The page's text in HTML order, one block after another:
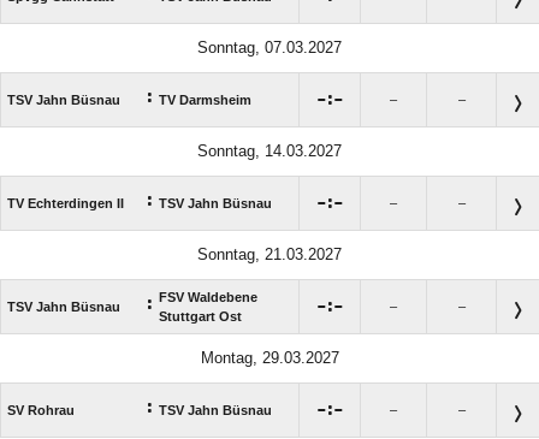
Sonntag, 07.03.2027
TSV Jahn Büsnau : TV Darmsheim : – –
Sonntag, 14.03.2027
TV Echterdingen II : TSV Jahn Büsnau : – –
Sonntag, 21.03.2027
TSV Jahn Büsnau :
FSV Waldebene
Stuttgart Ost
: – –
Montag, 29.03.2027
SV Rohrau : TSV Jahn Büsnau : – –